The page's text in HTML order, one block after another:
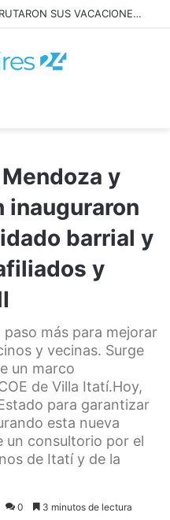
y
inauguraron
barrial y
y
más para mejorar
y vecinas. Surge
un marco
de Villa Itatí.Hoy,
para garantizar
esta nueva
un consultorio por el
de Itatí y de la
0 3 minutos de lectura